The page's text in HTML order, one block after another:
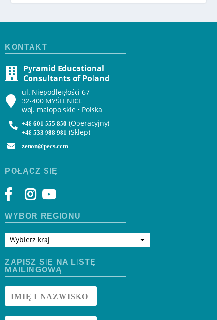
KONTAKT
Pyramid Educational
Consultants of Poland
ul. Niepodległości 67
32-400 MYŚLENICE
woj. małopolskie • Polska
+48 601 555 850 (Operacyjny)
+48 533 988 981 (Sklep)
zenon@pecs.com
POŁĄCZ SIĘ
WYBÓR REGIONU
Wybierz kraj
ZAPISZ SIĘ NA LISTĘ
MAILINGOWĄ